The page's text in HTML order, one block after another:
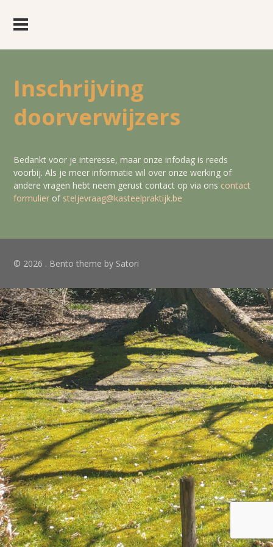
Inschrijving
doorverwijzers
Bedankt voor je interesse, maar onze infodag is reeds
voorbij. Als je meer informatie wil over onze werking of
andere vragen hebt neem gerust contact op via ons contact
formulier of steljevraag@kasteelpraktijk.be
© 2026 . Bento theme by Satori